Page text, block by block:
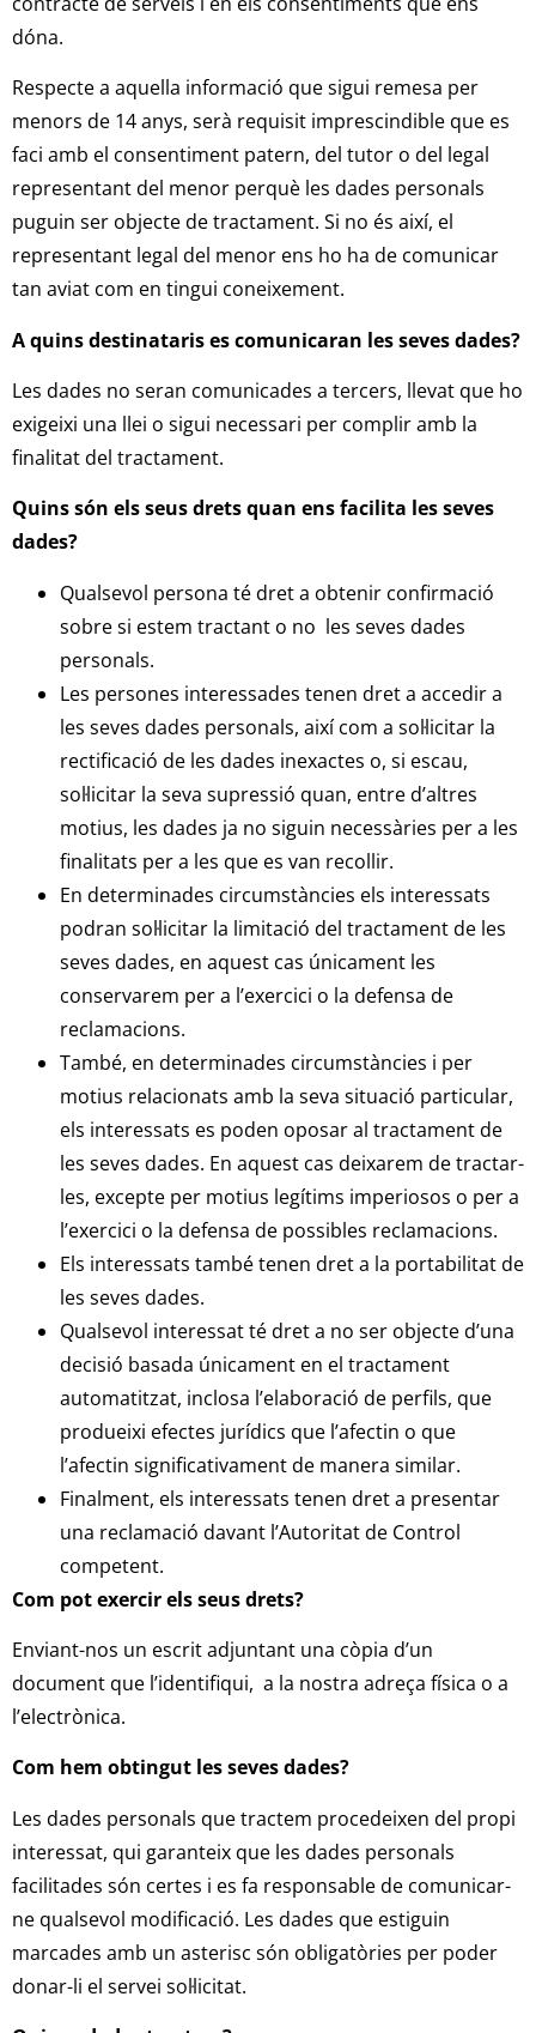
dóna.
Respecte a aquella informació que sigui remesa per
menors de 14 anys, serà requisit imprescindible que es
faci amb el consentiment patern, del tutor o del legal
representant del menor perquè les dades personals
puguin ser objecte de tractament. Si no és així, el
representant legal del menor ens ho ha de comunicar
tan aviat com en tingui coneixement.
A quins destinataris es comunicaran les seves dades?
Les dades no seran comunicades a tercers, llevat que ho
exigeixi una llei o sigui necessari per complir amb la
finalitat del tractament.
Quins són els seus drets quan ens facilita les seves
dades?
Qualsevol persona té dret a obtenir confirmació
sobre si estem tractant o no les seves dades
personals.
Les persones interessades tenen dret a accedir a
les seves dades personals, així com a sol·licitar la
rectificació de les dades inexactes o, si escau,
sol·licitar la seva supressió quan, entre d’altres
motius, les dades ja no siguin necessàries per a les
finalitats per a les que es van recollir.
En determinades circumstàncies els interessats
podran sol·licitar la limitació del tractament de les
seves dades, en aquest cas únicament les
conservarem per a l’exercici o la defensa de
reclamacions.
També, en determinades circumstàncies i per
motius relacionats amb la seva situació particular,
els interessats es poden oposar al tractament de
les seves dades. En aquest cas deixarem de tractar-
les, excepte per motius legítims imperiosos o per a
l’exercici o la defensa de possibles reclamacions.
Els interessats també tenen dret a la portabilitat de
les seves dades.
Qualsevol interessat té dret a no ser objecte d’una
decisió basada únicament en el tractament
automatitzat, inclosa l’elaboració de perfils, que
produeixi efectes jurídics que l’afectin o que
l’afectin significativament de manera similar.
Finalment, els interessats tenen dret a presentar
una reclamació davant l’Autoritat de Control
competent.
Com pot exercir els seus drets?
Enviant-nos un escrit adjuntant una còpia d’un
document que l’identifiqui, a la nostra adreça física o a
l’electrònica.
Com hem obtingut les seves dades?
Les dades personals que tractem procedeixen del propi
interessat, qui garanteix que les dades personals
facilitades són certes i es fa responsable de comunicar-
ne qualsevol modificació. Les dades que estiguin
marcades amb un asterisc són obligatòries per poder
donar-li el servei sol·licitat.